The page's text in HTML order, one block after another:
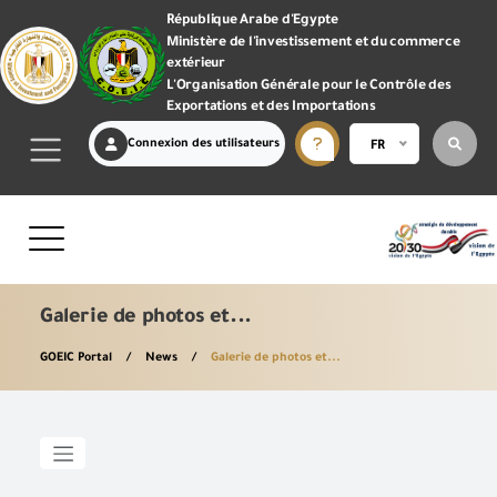
République Arabe d'Egypte
Ministère de l'investissement et du commerce
extérieur
L'Organisation Générale pour le Contrôle des
Exportations et des Importations
Connexion des utilisateurs FR
Galerie de photos et...
GOEIC Portal News Galerie de photos et...